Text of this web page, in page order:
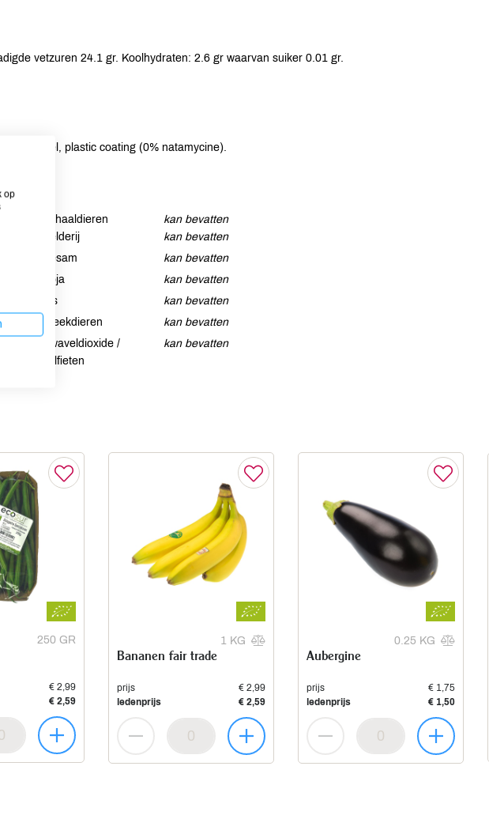
vetzuren 24.1 gr. Koolhydraten: 2.6 gr waarvan suiker 0.01 gr.
stremsel, plastic coating (0% natamycine).
Schaaldieren
kan bevatten
Selderij
kan bevatten
Sesam
kan bevatten
Soja
kan bevatten
Vis
kan bevatten
Weekdieren
kan bevatten
Zwaveldioxide /
sulfieten
kan bevatten
250 GR
€ 2,99
€ 2,59
1 KG
Bananen fair trade
prijs
€ 2,99
ledenprijs
€ 2,59
0.25 KG
Aubergine
prijs
€ 1,75
ledenprijs
€ 1,50
op